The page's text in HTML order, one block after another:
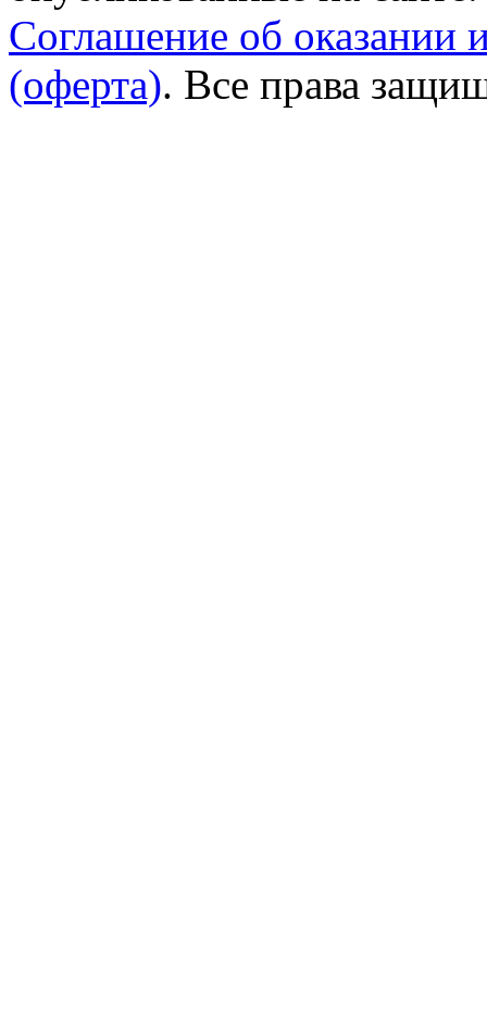
Соглашение об оказании
(оферта). Все права